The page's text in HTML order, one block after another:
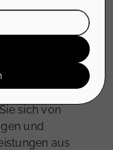
aus
Lob!
Kunden und
sich von
und
aus